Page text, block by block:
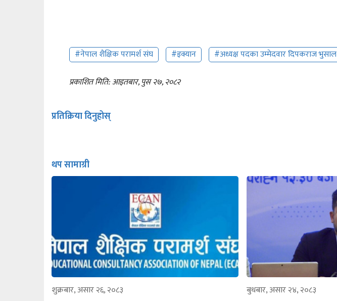
#नेपाल शैक्षिक परामर्श संघ #इक्यान #अध्यक्ष पदका उम्मेदवार दिपकराज भुसाल
प्रकाशित मिति: आइतबार, पुस २७, २०८२
प्रतिक्रिया दिनुहोस्
थप सामाग्री
शुक्रबार, असार २६, २०८३ बुधबार, असार २४, २०८३